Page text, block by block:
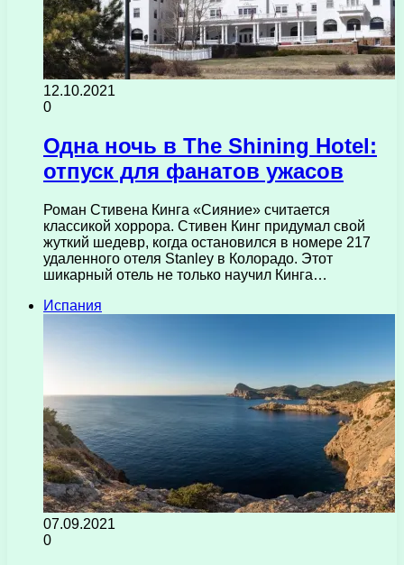
12.10.2021
0
Одна ночь в The Shining Hotel:
отпуск для фанатов ужасов
Роман Стивена Кинга «Сияние» считается
классикой хоррора. Стивен Кинг придумал свой
жуткий шедевр, когда остановился в номере 217
удаленного отеля Stanley в Колорадо. Этот
шикарный отель не только научил Кинга…
Испания
07.09.2021
0